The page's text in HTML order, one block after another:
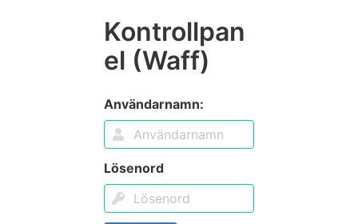
Kontrollpan
el (Waff)
Användarnamn:
Lösenord